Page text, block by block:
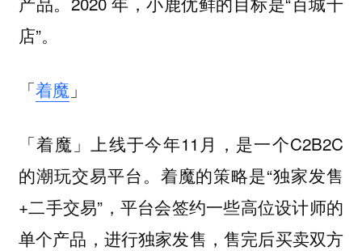
店”。
「着魔」
「着魔」上线于今年11月，是一个C2B2C
的潮玩交易平台。着魔的策略是“独家发售
+二手交易”，平台会签约一些高位设计师的
单个产品，进行独家发售，售完后买卖双方